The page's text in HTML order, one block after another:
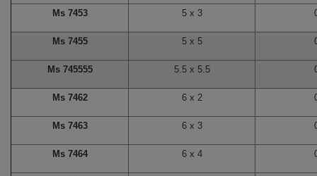
Ms 7453 5 x 3
Ms 7455 5 x 5
Ms 745555 5.5 x 5.5
Ms 7462 6 x 2
Ms 7463 6 x 3
Ms 7464 6 x 4